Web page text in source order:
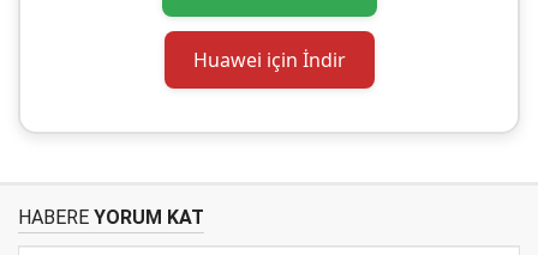
Huawei için İndir
HABERE YORUM KAT